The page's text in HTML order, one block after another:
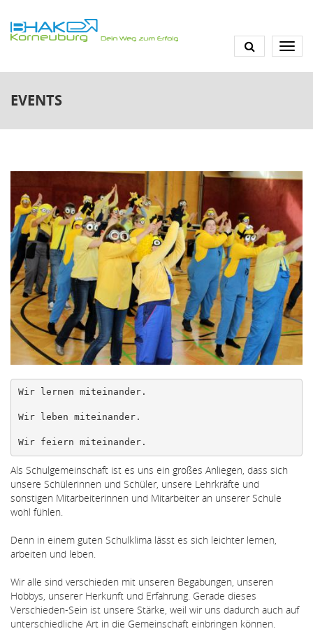
zum
Inhalt
EVENTS
Wir lernen miteinander.
Wir leben miteinander.
Wir feiern miteinander.
Als Schulgemeinschaft ist es uns ein großes Anliegen, dass sich
unsere Schülerinnen und Schüler, unsere Lehrkräfte und
sonstigen Mitarbeiterinnen und Mitarbeiter an unserer Schule
wohl fühlen.
Denn in einem guten Schulklima lässt es sich leichter lernen,
arbeiten und leben.
Wir alle sind verschieden mit unseren Begabungen, unseren
Hobbys, unserer Herkunft und Erfahrung. Gerade dieses
Verschieden-Sein ist unsere Stärke, weil wir uns dadurch auch auf
unterschiedliche Art in die Gemeinschaft einbringen können.